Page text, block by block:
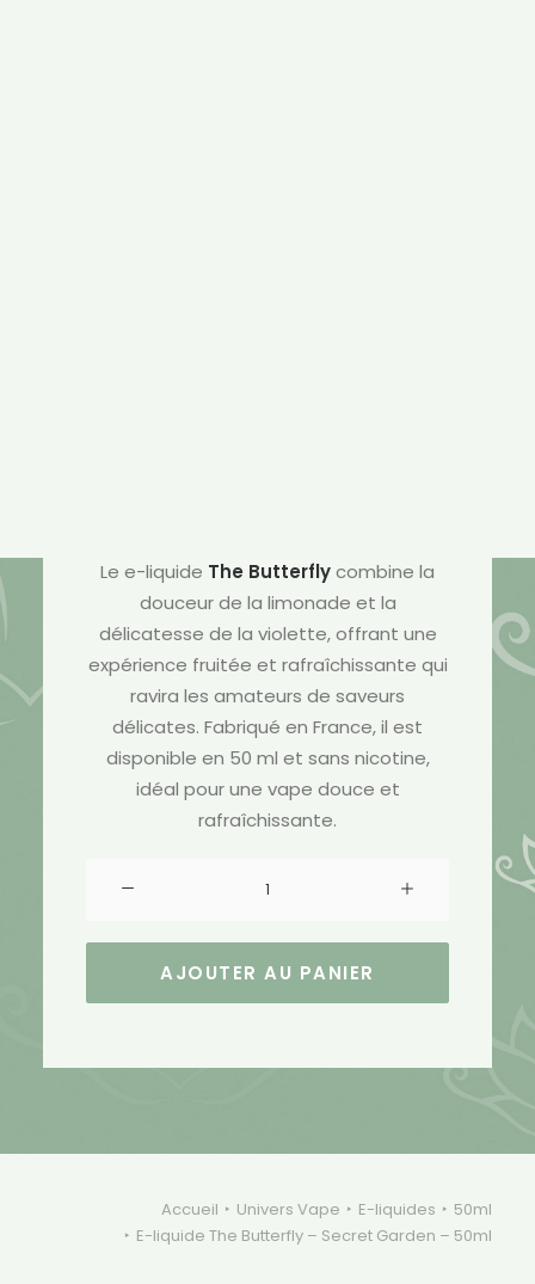
Le e-liquide The Butterflycombine la
douceur de la limonade et la
délicatesse de la violette, offrant une
expérience fruitée et rafraîchissante qui
ravira les amateurs de saveurs
délicates. Fabriqué en France, il est
disponible en 50 ml et sans nicotine,
idéal pour une vape douce et
rafraîchissante.
de
The
Secret
50ml
AJOUTER AU PANIER
Accueil Univers Vape E-liquides
50ml
E-liquide The Butterfly – Secret Garden – 50ml